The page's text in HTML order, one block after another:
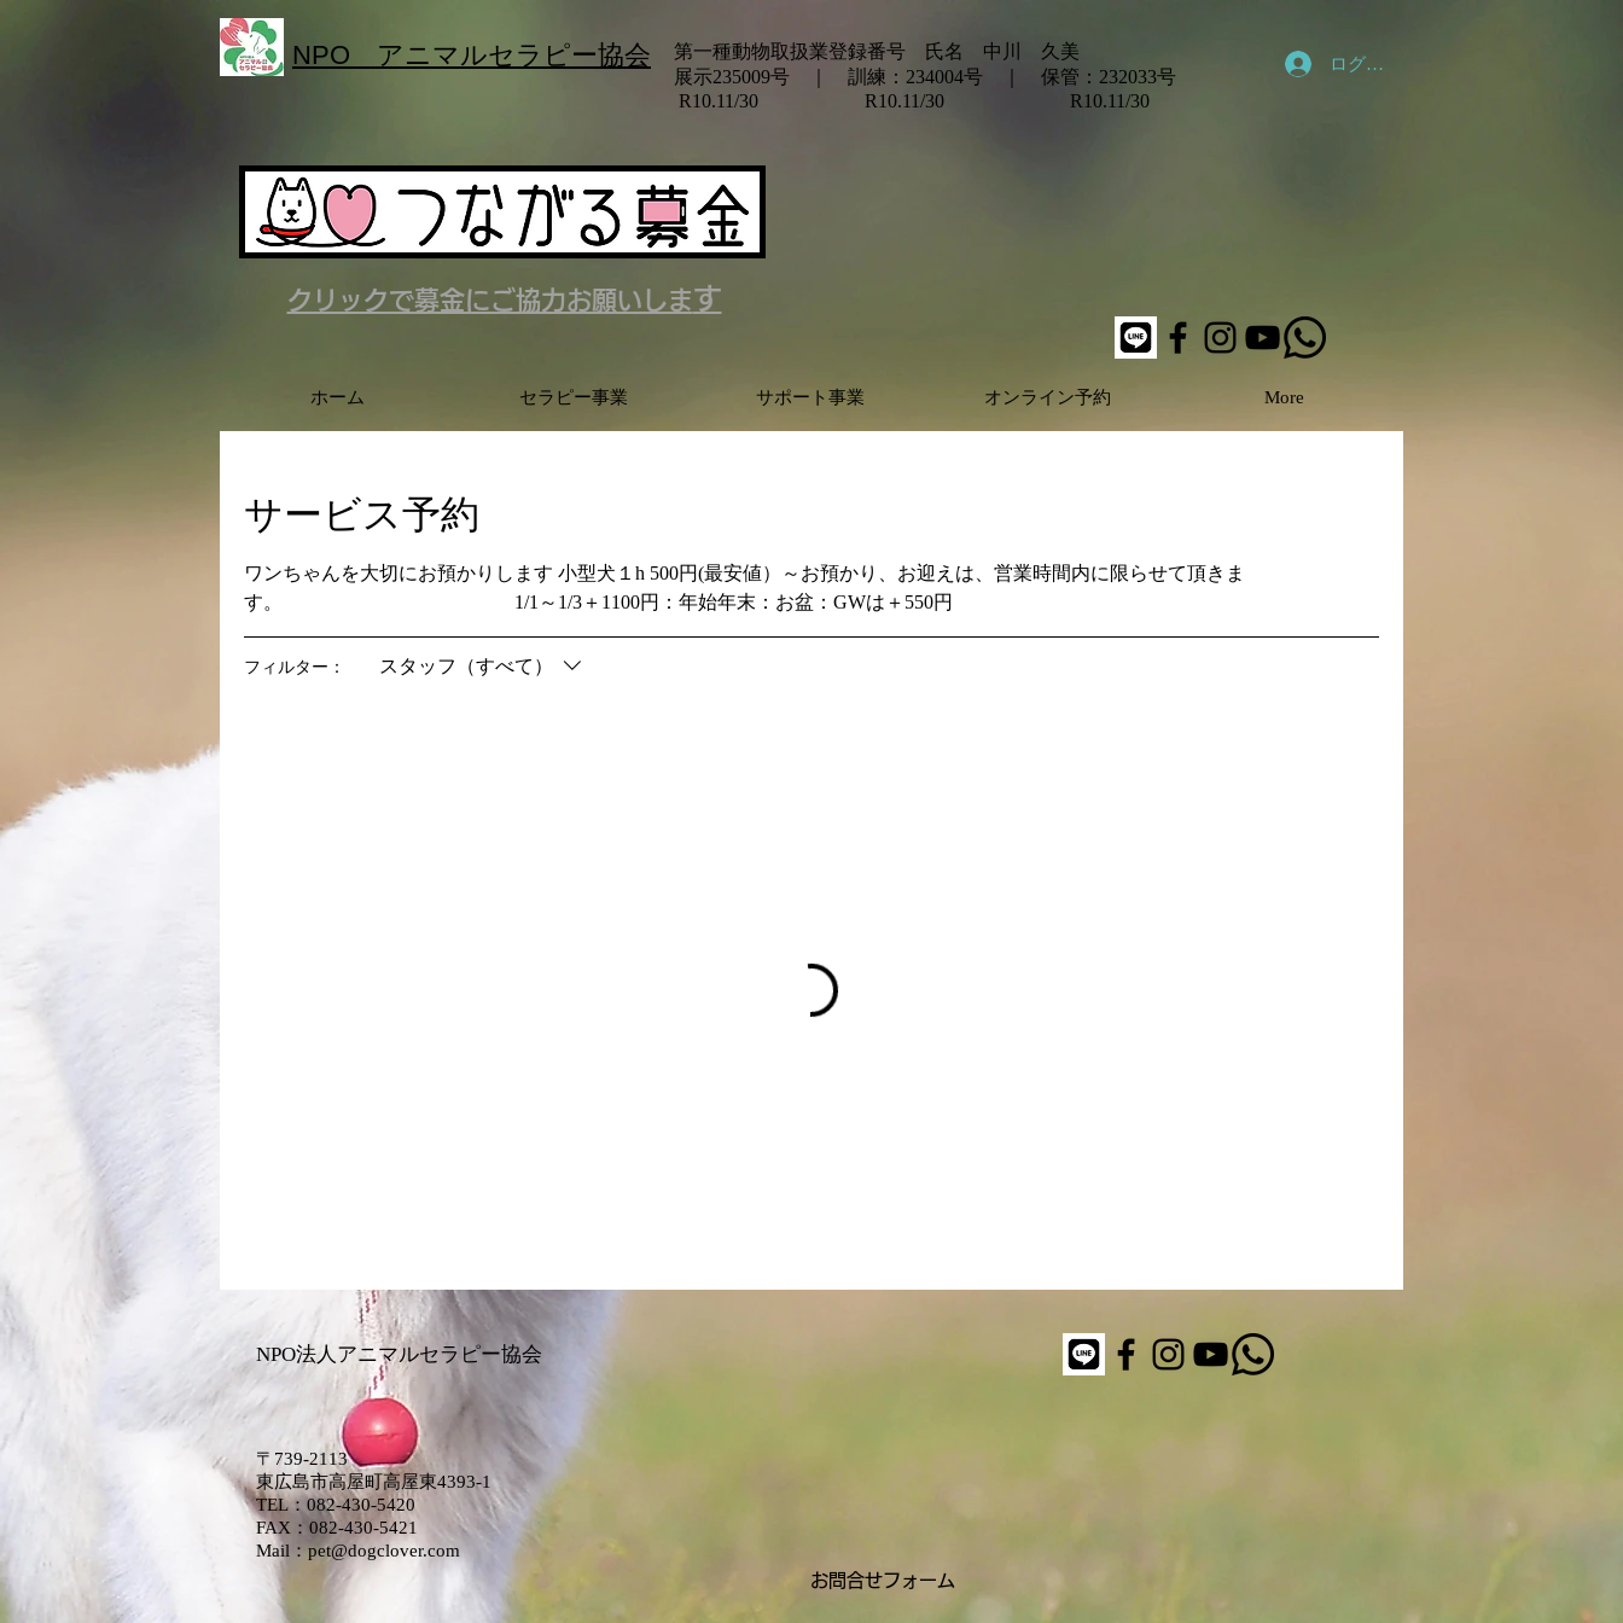
NPO アニマルセラピー協会
第一種動物取扱業登録番号 氏名 中川 久美
展示235009号 ｜ 訓練：234004号 ｜ 保管：232033号
​ R10.11/30 R10.11/30 R10.11/30
ログイン
クリックで募金にご協力お願いします
ホーム セラピー事業 サポート事業 オンライン予約 More
サービス予約
ワンちゃんを大切にお預かりします 小型犬１h 500円(最安値）～お預かり、お迎えは、営業時間内に限らせて頂きま
す。 1/1～1/3＋1100円：年始年末：お盆：GWは＋550円
フィルター： スタッフ（すべて）
NPO法人アニマルセラピー協会
〒739-2113
東広島市高屋町高屋東4393-1
​​TEL： 082-430-5420
FAX：082-430-5421
​Mail：​ pet@dogclover.com
お問合せフォーム